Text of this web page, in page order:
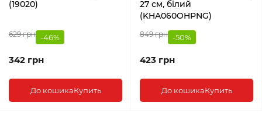
(19020)
629 грн -46%
342 грн
До кошикаКупить
27 см, білий
(KHA060OHPNG)
849 грн -50%
423 грн
До кошикаКупить